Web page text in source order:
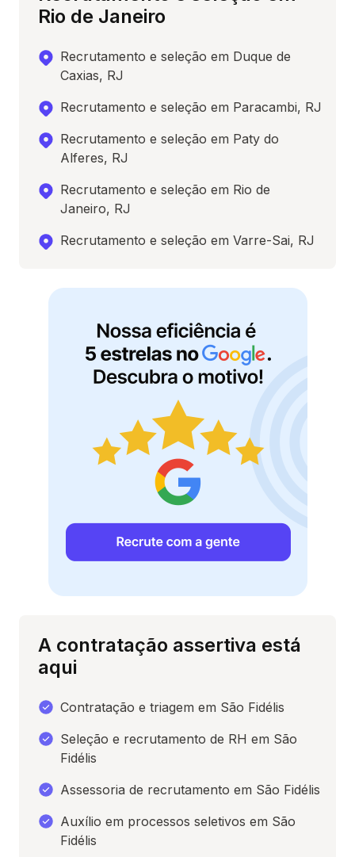
Rio de Janeiro
Recrutamento e seleção em Duque de
Caxias, RJ
Recrutamento e seleção em Paracambi, RJ
Recrutamento e seleção em Paty do
Alferes, RJ
Recrutamento e seleção em Rio de
Janeiro, RJ
Recrutamento e seleção em Varre-Sai, RJ
A contratação assertiva está
aqui
Contratação e triagem em São Fidélis
Seleção e recrutamento de RH em São
Fidélis
Assessoria de recrutamento em São Fidélis
Auxílio em processos seletivos em São
Fidélis